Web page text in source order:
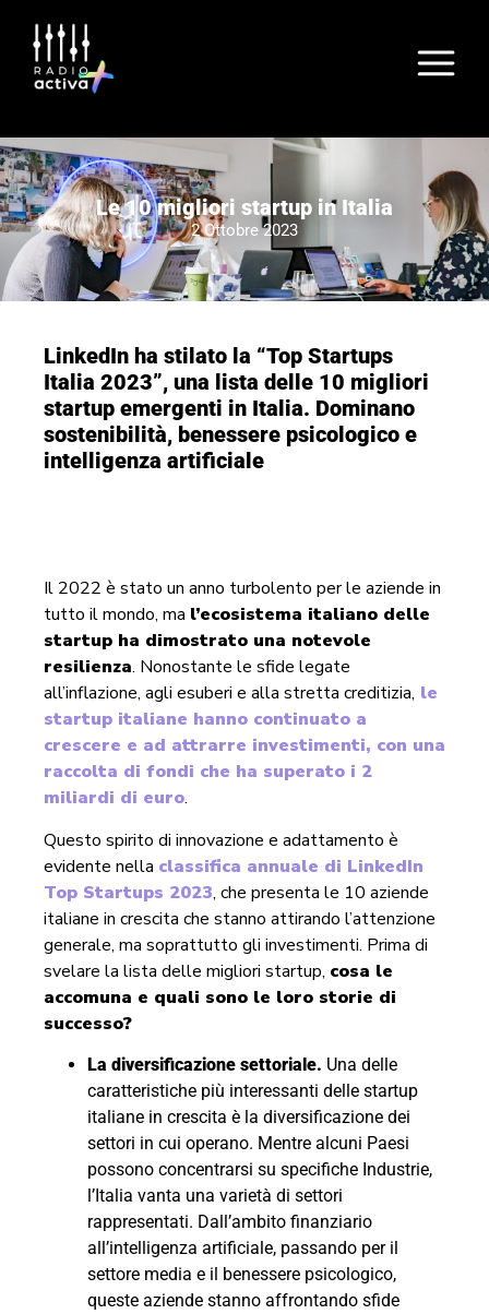
Le 10 migliori startup in Italia
2 Ottobre 2023
LinkedIn ha stilato la “Top Startups
Italia 2023”, una lista delle 10 migliori
startup emergenti in Italia. Dominano
sostenibilità, benessere psicologico e
intelligenza artificiale
Il 2022 è stato un anno turbolento per le aziende in
tutto il mondo, ma l’ecosistema italiano delle
startup ha dimostrato una notevole
resilienza. Nonostante le sfide legate
all’inflazione, agli esuberi e alla stretta creditizia, le
startup italiane hanno continuato a
crescere e ad attrarre investimenti, con una
raccolta di fondi che ha superato i 2
miliardi di euro.
Questo spirito di innovazione e adattamento è
evidente nella classifica annuale di LinkedIn
Top Startups 2023, che presenta le 10 aziende
italiane in crescita che stanno attirando l’attenzione
generale, ma soprattutto gli investimenti. Prima di
svelare la lista delle migliori startup, cosa le
accomuna e quali sono le loro storie di
successo?
La diversificazione settoriale. Una delle
caratteristiche più interessanti delle startup
italiane in crescita è la diversificazione dei
settori in cui operano. Mentre alcuni Paesi
possono concentrarsi su specifiche Industrie,
l’Italia vanta una varietà di settori
rappresentati. Dall’ambito finanziario
all’intelligenza artificiale, passando per il
settore media e il benessere psicologico,
queste aziende stanno affrontando sfide